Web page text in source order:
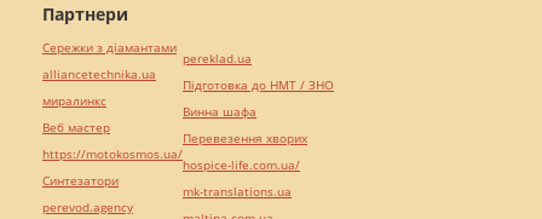
Партнери
Сережки з діамантами
alliancetechnika.ua
миралинкс
Веб мастер
https://motokosmos.ua/
Синтезатори
perevod.agency
pereklad.ua
Підготовка до НМТ / ЗНО
Винна шафа
Перевезення хворих
hospice-life.com.ua/
mk-translations.ua